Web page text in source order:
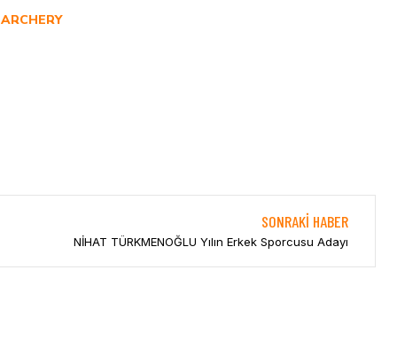
SONRAKI HABER
NİHAT TÜRKMENOĞLU Yılın Erkek Sporcusu Adayı